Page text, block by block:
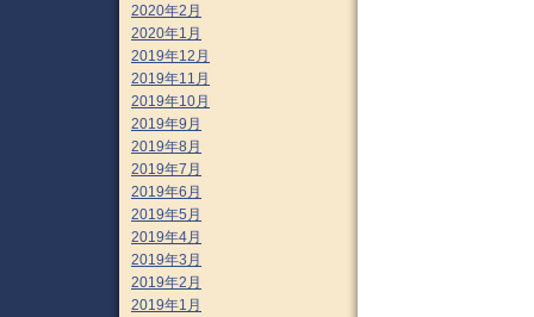
2020年2月
2020年1月
2019年12月
2019年11月
2019年10月
2019年9月
2019年8月
2019年7月
2019年6月
2019年5月
2019年4月
2019年3月
2019年2月
2019年1月